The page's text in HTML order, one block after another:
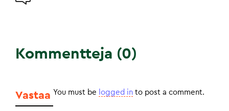
Kommentteja (0)
Vastaa You must be logged in to post a comment.